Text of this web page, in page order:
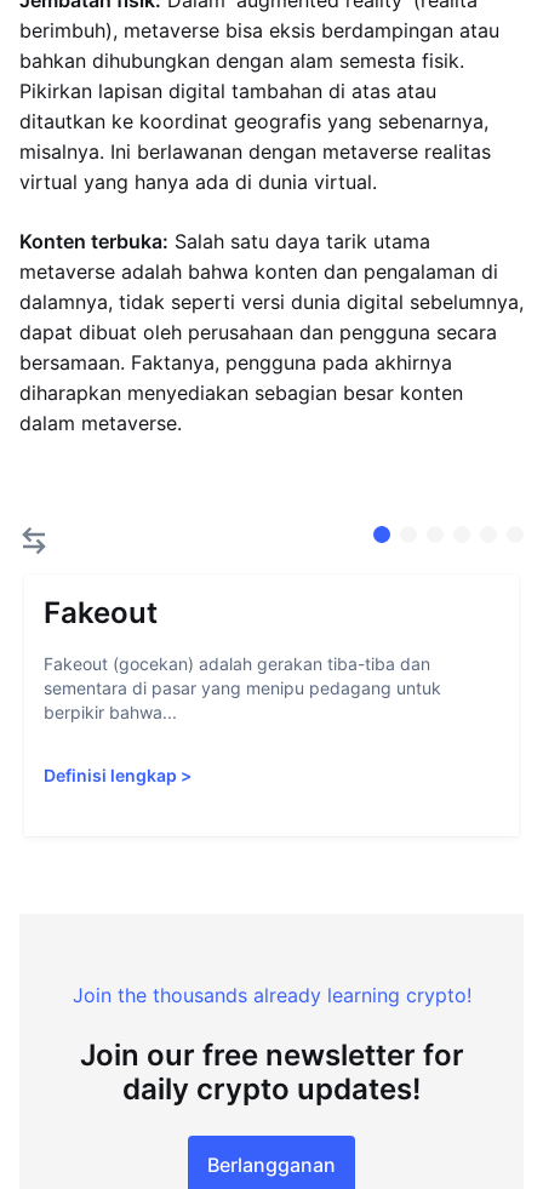
berimbuh), metaverse bisa eksis berdampingan atau
bahkan dihubungkan dengan alam semesta fisik.
Pikirkan lapisan digital tambahan di atas atau
ditautkan ke koordinat geografis yang sebenarnya,
misalnya. Ini berlawanan dengan metaverse realitas
virtual yang hanya ada di dunia virtual.
Konten terbuka: Salah satu daya tarik utama
metaverse adalah bahwa konten dan pengalaman di
dalamnya, tidak seperti versi dunia digital sebelumnya,
dapat dibuat oleh perusahaan dan pengguna secara
bersamaan. Faktanya, pengguna pada akhirnya
diharapkan menyediakan sebagian besar konten
dalam metaverse.
Fakeout
Fakeout (gocekan) adalah gerakan tiba-tiba dan
sementara di pasar yang menipu pedagang untuk
berpikir bahwa...
Definisi lengkap >
Join the thousands already learning crypto!
Join our free newsletter for
daily crypto updates!
Berlangganan